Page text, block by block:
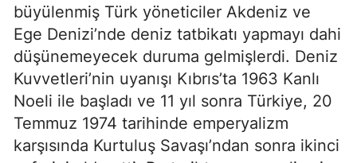
büyülenmiş Türk yöneticiler Akdeniz ve
Ege Denizi’nde deniz tatbikatı yapmayı dahi
düşünemeyecek duruma gelmişlerdi. Deniz
Kuvvetleri’nin uyanışı Kıbrıs’ta 1963 Kanlı
Noeli ile başladı ve 11 yıl sonra Türkiye, 20
Temmuz 1974 tarihinde emperyalizm
karşısında Kurtuluş Savaşı’ndan sonra ikinci